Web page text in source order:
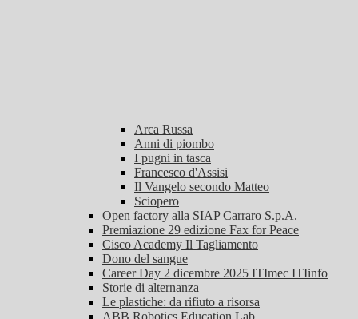
Arca Russa
Anni di piombo
I pugni in tasca
Francesco d'Assisi
Il Vangelo secondo Matteo
Sciopero
Open factory alla SIAP Carraro S.p.A.
Premiazione 29 edizione Fax for Peace
Cisco Academy Il Tagliamento
Dono del sangue
Career Day 2 dicembre 2025 ITImec ITIinfo
Storie di alternanza
Le plastiche: da rifiuto a risorsa